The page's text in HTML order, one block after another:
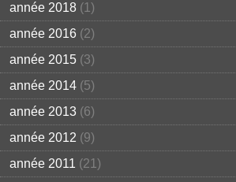
année 2018 (1)
année 2016 (2)
année 2015 (3)
année 2014 (5)
année 2013 (6)
année 2012 (9)
année 2011 (21)